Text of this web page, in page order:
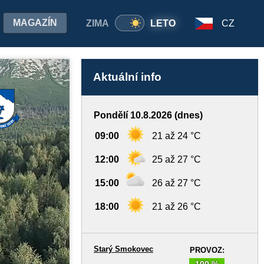
ZIMA LETO
MAGAZÍN CZ
Aktuální info
Pondělí 10.8.2026 (dnes)
09:00 21 až 24 °C
12:00 25 až 27 °C
15:00 26 až 27 °C
18:00 21 až 26 °C
PROVOZ:
Starý Smokovec